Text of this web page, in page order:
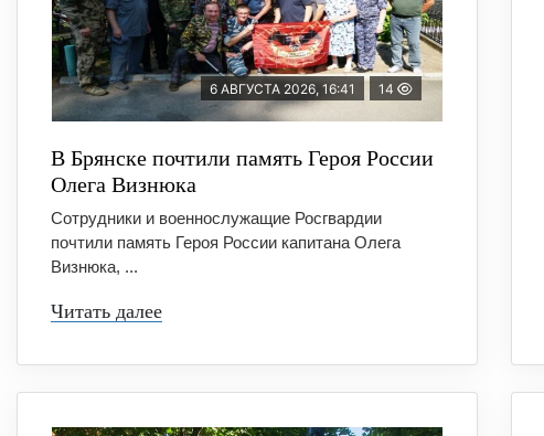
6 АВГУСТА 2026, 16:41 14
В Брянске почтили память Героя России
Олега Визнюка
Сотрудники и военнослужащие Росгвардии
почтили память Героя России капитана Олега
Визнюка, ...
Читать далее